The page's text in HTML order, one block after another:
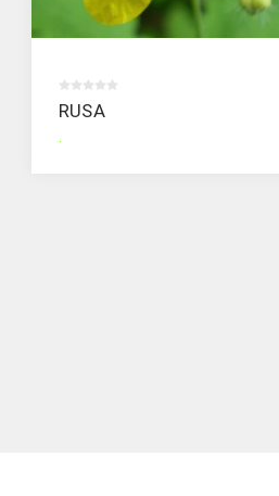
RUSA
.